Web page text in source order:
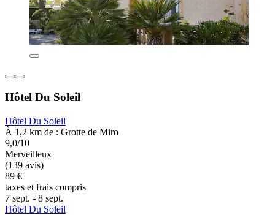
Hôtel Du Soleil
Hôtel Du Soleil
À 1,2 km de : Grotte de Miro
9,0/10
Merveilleux
(139 avis)
89 €
taxes et frais compris
7 sept. - 8 sept.
Hôtel Du Soleil